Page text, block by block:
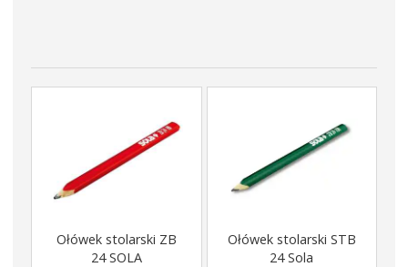
Ołówek stolarski ZB
24 SOLA
Ołówek stolarski STB
24 Sola